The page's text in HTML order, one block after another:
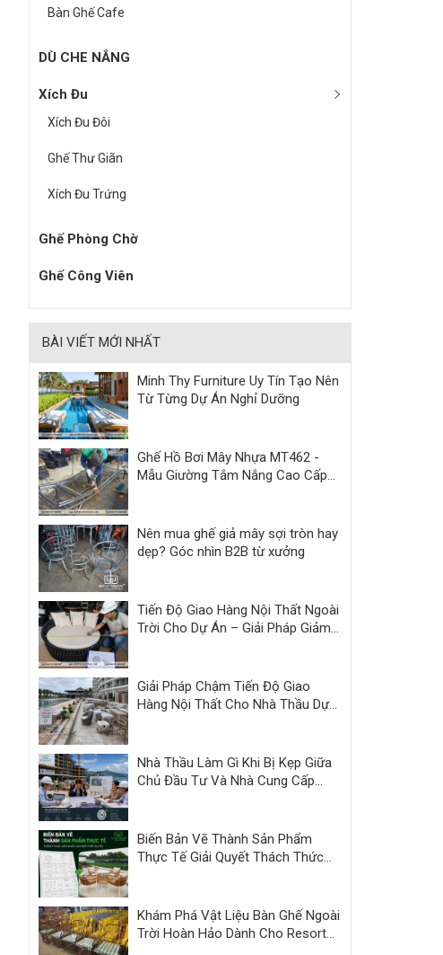
Bàn Ghế Cafe
DÙ CHE NẮNG
Xích Đu
Xích Đu Đôi
Ghế Thư Giãn
Xích Đu Trứng
Ghế Phòng Chờ
Ghế Công Viên
BÀI VIẾT MỚI NHẤT
Minh Thy Furniture Uy Tín Tạo Nên
Từ Từng Dự Án Nghỉ Dưỡng
Ghế Hồ Bơi Mây Nhựa MT462 -
Mẫu Giường Tắm Nắng Cao Cấp
Nên mua ghế giả mây sợi tròn hay
dẹp? Góc nhìn B2B từ xưởng
Tiến Độ Giao Hàng Nội Thất Ngoài
Trời Cho Dự Án – Giải Pháp Giảm
Giải Pháp Chậm Tiến Độ Giao
Hàng Nội Thất Cho Nhà Thầu Dự
Nhà Thầu Làm Gì Khi Bị Kẹp Giữa
Chủ Đầu Tư Và Nhà Cung Cấp
Biến Bản Vẽ Thành Sản Phẩm
Thực Tế Giải Quyết Thách Thức
Khám Phá Vật Liệu Bàn Ghế Ngoài
Trời Hoàn Hảo Dành Cho Resort